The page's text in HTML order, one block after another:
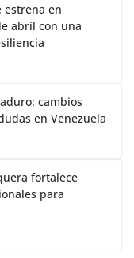
estrena en
abril con una
cambios
en Venezuela
fortalece
para